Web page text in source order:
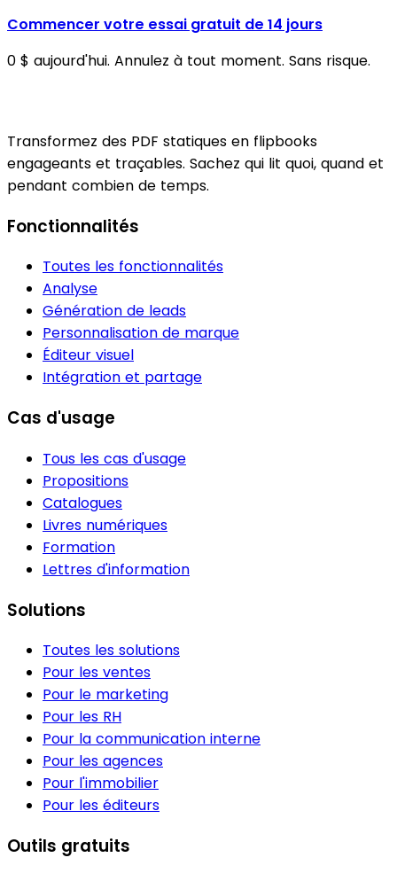
Commencer votre essai gratuit de 14 jours
0 $ aujourd'hui. Annulez à tout moment. Sans risque.
Transformez des PDF statiques en flipbooks
engageants et traçables. Sachez qui lit quoi, quand et
pendant combien de temps.
Fonctionnalités
Toutes les fonctionnalités
Analyse
Génération de leads
Personnalisation de marque
Éditeur visuel
Intégration et partage
Cas d'usage
Tous les cas d'usage
Propositions
Catalogues
Livres numériques
Formation
Lettres d'information
Solutions
Toutes les solutions
Pour les ventes
Pour le marketing
Pour les RH
Pour la communication interne
Pour les agences
Pour l'immobilier
Pour les éditeurs
Outils gratuits